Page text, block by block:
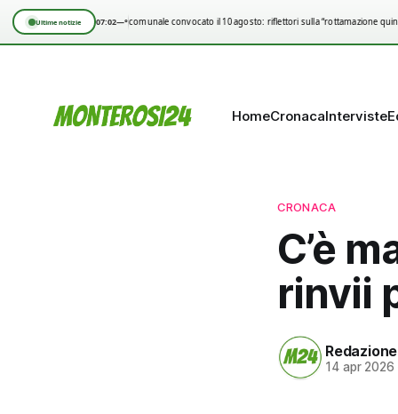
Ultime notizie 07:02—°
Consiglio comunale convocato il 10 agosto: riflettori sulla “rottamazione
HomeCronacaInterviste
CRONACA
C’è
rinvii
Redazione
14 apr 2026